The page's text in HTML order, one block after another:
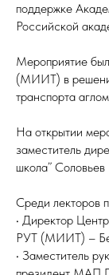
поддержке
Российской
Мероприятие
(МИИТ) в
транспорта
На открытии
заместитель
школа”
Среди лекторов
• Директор
РУТ (МИИТ) –
• Заместитель